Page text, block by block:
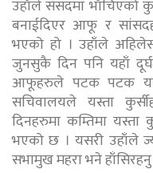
उहाँले संसदमा भाँचिएको
बनाईदिएर आफू र
भएको हो । उहाँले
जुनसुकै दिन पनि यहाँ
आफूहरुले पटक पटक यस
सचिवालयले यस्ता
दिनहरुमा कम्तिमा यस्ता
भएको छ । यसरी उहाँले
सभामुख महरा भने